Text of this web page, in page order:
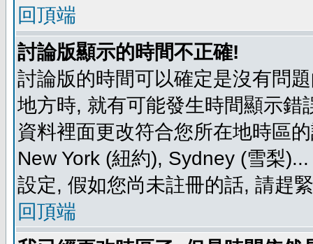
回頂端
討論版顯示的時間不正確!
討論版的時間可以確定是沒有問
地方時, 就有可能發生時間顯示
資料裡面更改符合您所在地時區
New York (紐約), Sydney (雪梨
設定, 假如您尚未註冊的話, 請趕
回頂端